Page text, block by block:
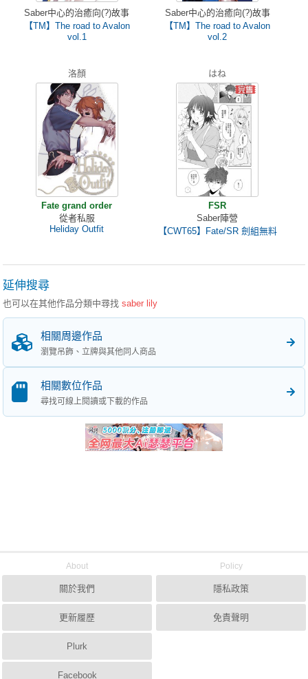
Saber中心的治癒向(?)故事
【TM】The road to Avalon
vol.1
Saber中心的治癒向(?)故事
【TM】The road to Avalon
vol.2
洛顏
Fate grand order
從者私服
Heliday Outfit
はね
FSR
Saber陣營
【CWT65】Fate/SR 劍組無料
延伸搜尋
也可以在其他作品分類中尋找saber lily
相關周邊作品
瀏覽吊飾、立牌與其他同人商品
相關數位作品
尋找可線上閱讀或下載的作品
About
關於我們
更新履歷
Plurk
Facebook
Policy
隱私政策
免責聲明